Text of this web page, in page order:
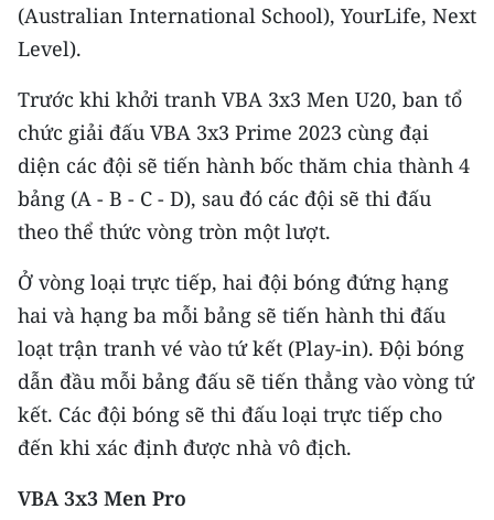
Media Pháp luật
Media Thế giới
Media Thể thao
Media Giáo dục
Media Y tế
Media Khoa học - Công nghệ
Media Môi trường
Ảnh
(Australian International School), YourLife, Next
Level).
Trước khi khởi tranh VBA 3x3 Men U20, ban tổ
chức giải đấu VBA 3x3 Prime 2023 cùng đại
diện các đội sẽ tiến hành bốc thăm chia thành 4
bảng (A - B - C - D), sau đó các đội sẽ thi đấu
theo thể thức vòng tròn một lượt.
Ở vòng loại trực tiếp, hai đội bóng đứng hạng
hai và hạng ba mỗi bảng sẽ tiến hành thi đấu
loạt trận tranh vé vào tứ kết (Play-in). Đội bóng
dẫn đầu mỗi bảng đấu sẽ tiến thẳng vào vòng tứ
kết. Các đội bóng sẽ thi đấu loại trực tiếp cho
đến khi xác định được nhà vô địch.
VBA 3x3 Men Pro